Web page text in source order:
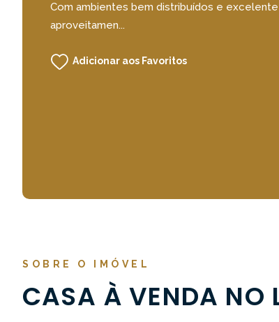
Com ambientes bem distribuídos e excelente
aproveitamen...
Adicionar aos Favoritos
SOBRE O IMÓVEL
CASA À VENDA NO